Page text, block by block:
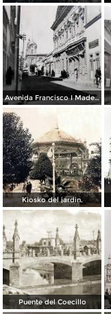
Avenida Francisco I Madero.
Kiosko del jardin.
Puente del Coecillo